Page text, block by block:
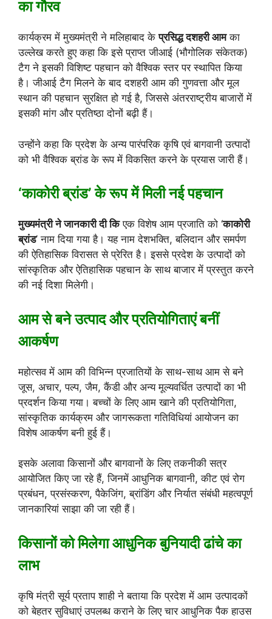
का गौरव
कार्यक्रम में मुख्यमंत्री ने मलिहाबाद केप्रसिद्ध दशहरी आमका
उल्लेख करते हुए कहा कि इसे प्राप्त जीआई (भौगोलिक संकेतक)
टैग ने इसकी विशिष्ट पहचान को वैश्विक स्तर पर स्थापित किया
है। जीआई टैग मिलने के बाद दशहरी आम की गुणवत्ता और मूल
स्थान की पहचान सुरक्षित हो गई है, जिससे अंतरराष्ट्रीय बाजारों में
इसकी मांग और प्रतिष्ठा दोनों बढ़ी हैं।
उन्होंने कहा कि प्रदेश के अन्य पारंपरिक कृषि एवं बागवानी उत्पादों
को भी वैश्विक ब्रांड के रूप में विकसित करने के प्रयास जारी हैं।
‘काकोरी ब्रांड’ के रूप में मिली नई पहचान
मुख्यमंत्री ने जानकारी दी किएक विशेष आम प्रजाति को ‘काकोरी
ब्रांड’ नाम दिया गया है। यह नाम देशभक्ति, बलिदान और समर्पण
की ऐतिहासिक विरासत से प्रेरित है। इससे प्रदेश के उत्पादों को
सांस्कृतिक और ऐतिहासिक पहचान के साथ बाजार में प्रस्तुत करने
की नई दिशा मिलेगी।
आम से बने उत्पाद और प्रतियोगिताएं बनीं
आकर्षण
महोत्सव में आम की विभिन्न प्रजातियों के साथ-साथ आम से बने
जूस, अचार, पल्प, जैम, कैंडी और अन्य मूल्यवर्धित उत्पादों का भी
प्रदर्शन किया गया। बच्चों के लिए आम खाने की प्रतियोगिता,
सांस्कृतिक कार्यक्रम और जागरूकता गतिविधियां आयोजन का
विशेष आकर्षण बनी हुई हैं।
इसके अलावा किसानों और बागवानों के लिए तकनीकी सत्र
आयोजित किए जा रहे हैं, जिनमें आधुनिक बागवानी, कीट एवं रोग
प्रबंधन, प्रसंस्करण, पैकेजिंग, ब्रांडिंग और निर्यात संबंधी महत्वपूर्ण
जानकारियां साझा की जा रही हैं।
किसानों को मिलेगा आधुनिक बुनियादी ढांचे का
लाभ
कृषि मंत्री सूर्य प्रताप शाही ने बताया कि प्रदेश में आम उत्पादकों
को बेहतर सुविधाएं उपलब्ध कराने के लिए चार आधुनिक पैक हाउस